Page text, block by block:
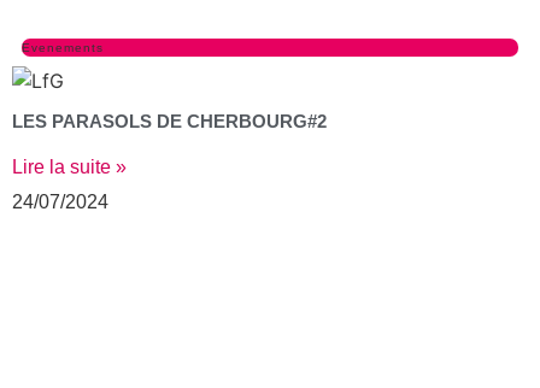
Evenements
LES PARASOLS DE CHERBOURG#2
Lire la suite »
24/07/2024